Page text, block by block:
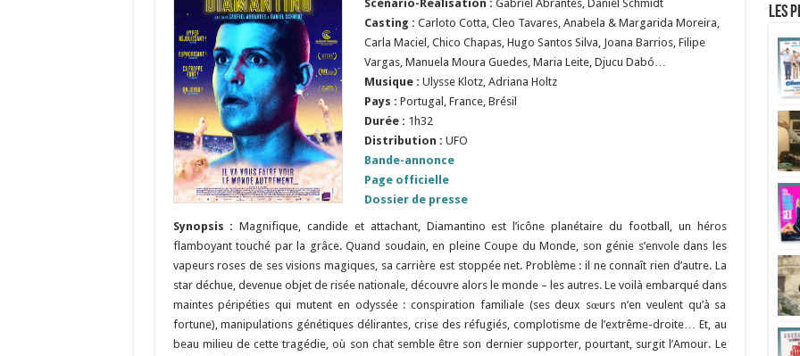
Scénario-Réalisation :Gabriel Abrantes, Daniel Schmidt
Casting :Carloto Cotta, Cleo Tavares, Anabela & Margarida Moreira,
Carla Maciel, Chico Chapas, Hugo Santos Silva, Joana Barrios, Filipe
Vargas, Manuela Moura Guedes, Maria Leite, Djucu Dabó…
Musique : Ulysse Klotz, Adriana Holtz
Pays : Portugal, France, Brésil
Durée : 1h32
Distribution : UFO
Bande-annonce
Page officielle
Dossier de presse
Synopsis :Magnifique, candide et attachant, Diamantino est l’icône planétaire du football, un héros
flamboyant touché par la grâce. Quand soudain, en pleine Coupe du Monde, son génie s’envole dans les
vapeurs roses de ses visions magiques, sa carrière est stoppée net. Problème : il ne connaît rien d’autre. La
star déchue, devenue objet de risée nationale, découvre alors le monde – les autres. Le voilà embarqué dans
maintes péripéties qui mutent en odyssée : conspiration familiale (ses deux sœurs n’en veulent qu’à sa
fortune), manipulations génétiques délirantes, crise des réfugiés, complotisme de l’extrême-droite… Et, au
beau milieu de cette tragédie, où son chat semble être son dernier supporter, pourtant, surgit l’Amour. Le
Les